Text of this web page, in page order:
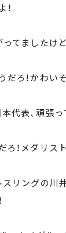
てましたけど
ろ！かわい
代表、頑張
ろ！メダリス
スリングの